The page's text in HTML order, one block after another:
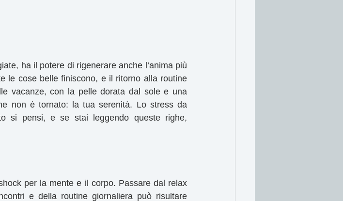
ha il potere di rigenerare anche l’anima più
le cose belle finiscono, e il ritorno alla routine
vacanze, con la pelle dorata dal sole e una
non è tornato: la tua serenità. Lo stress da
si pensi, e se stai leggendo queste righe,
per la mente e il corpo. Passare dal relax
e della routine giornaliera può risultare